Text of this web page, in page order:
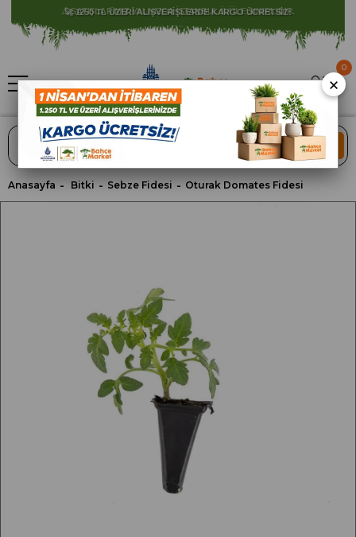
⚠️ SATIŞLARIMIZ YALNIZCA İSTANBUL İLİ İLE SINIRLIDIR.
ARA
0
Anasayfa Bitki Sebze Fidesi Oturak Domates Fidesi
×